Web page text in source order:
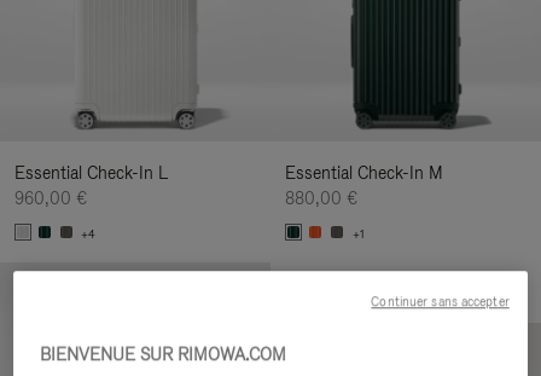
Essential Check-In L
960,00 €
+4
Essential Check-In M
880,00 €
+1
BIENVENUE SUR RIMOWA.COM
Continuer sans accepter